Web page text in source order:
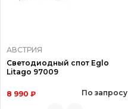
АВСТРИЯ
Светодиодный спот Eglo
Litago 97009
8 990 ₽ По запросу